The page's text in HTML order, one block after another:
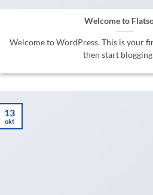
Welcome to
Welcome to WordPress. This is your
then start
13
okt